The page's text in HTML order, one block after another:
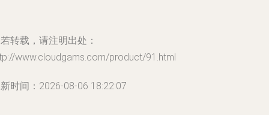
转载，请注明出处：
www.cloudgams.com/product/91.html
时间：2026-08-06 18:22:07